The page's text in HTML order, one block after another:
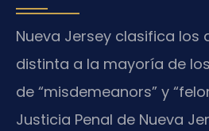
Nueva Jersey clasifica los
distinta a la mayoría de
de “misdemeanors” y
Justicia Penal de Nueva